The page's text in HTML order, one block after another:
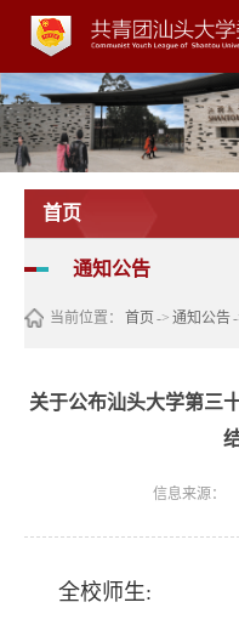
首页
通知公告
当前位置： 首页-> 通知公告
关于公布汕头大学第三
信息来源：
全校师生: